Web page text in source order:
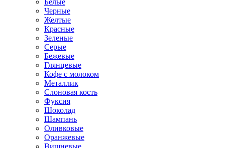
Белые
Черные
Желтые
Красные
Зеленые
Серые
Бежевые
Глянцевые
Кофе с молоком
Металлик
Слоновая кость
Фуксия
Шоколад
Шампань
Оливковые
Оранжевые
Вишневые